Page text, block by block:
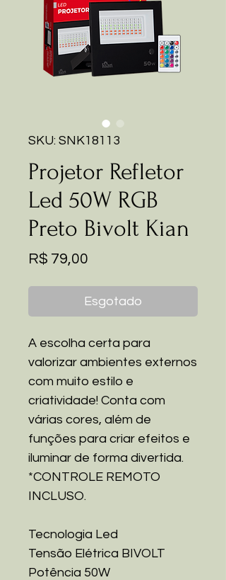
SKU: SNK18113
Projetor Refletor
Led 50W RGB
Preto Bivolt Kian
R$ 79,00
Esgotado
A escolha certa para
valorizar ambientes externos
com muito estilo e
criatividade! Conta com
várias cores, além de
funções para criar efeitos e
iluminar de forma divertida.
*CONTROLE REMOTO
INCLUSO.
Tecnologia Led
Tensão Elétrica BIVOLT
Potência 50W